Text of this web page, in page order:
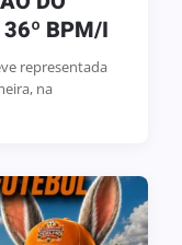
36º BPM/I
representada
na